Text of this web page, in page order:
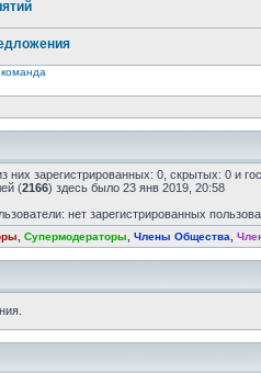
из них зарегистрированных: 0, скрытых: 0 и
(2166) здесь было 23 янв 2019, 20:58
нет зарегистрированных
Супермодераторы Члены Общества